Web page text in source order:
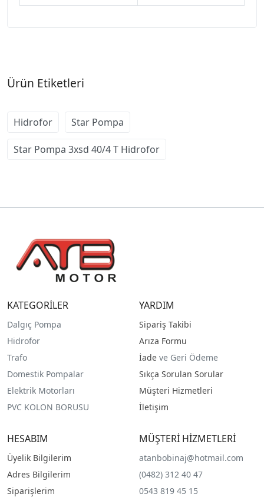
Ürün Etiketleri
Hidrofor Star Pompa
Star Pompa 3xsd 40/4 T Hidrofor
KATEGORİLER
Dalgıç Pompa
Hidrofor
Trafo
Domestik Pompalar
Elektrik Motorları
PVC KOLON BORUSU
YARDIM
Sipariş Takibi
Arıza Formu
İade ve Geri Ödeme
Sıkça Sorulan Sorular
Müşteri Hizmetleri
İletişim
HESABIM
Üyelik Bilgilerim
Adres Bilgilerim
Siparişlerim
MÜŞTERİ HİZMETLERİ
atanbobinaj@hotmail.com
(0482) 312 40 47
0543 819 45 15